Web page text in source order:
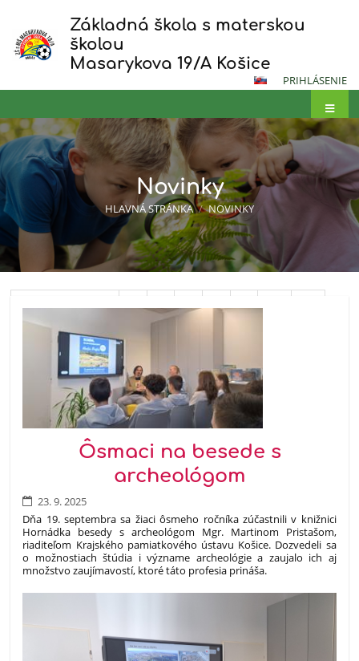
Základná škola s materskou
školou
Masarykova 19/A Košice
PRIHLÁSENIE
Novinky
HLAVNÁ STRÁNKA / NOVINKY
Novinky
Ôsmaci na besede s
archeológom
23. 9. 2025
Dňa 19. septembra sa žiaci ôsmeho ročníka zúčastnili v knižnici
Hornádka besedy s archeológom Mgr. Martinom Pristašom,
riaditeľom Krajského pamiatkového ústavu Košice. Dozvedeli sa
o možnostiach štúdia i význame archeológie a zaujalo ich aj
množstvo zaujímavostí, ktoré táto profesia prináša.
13